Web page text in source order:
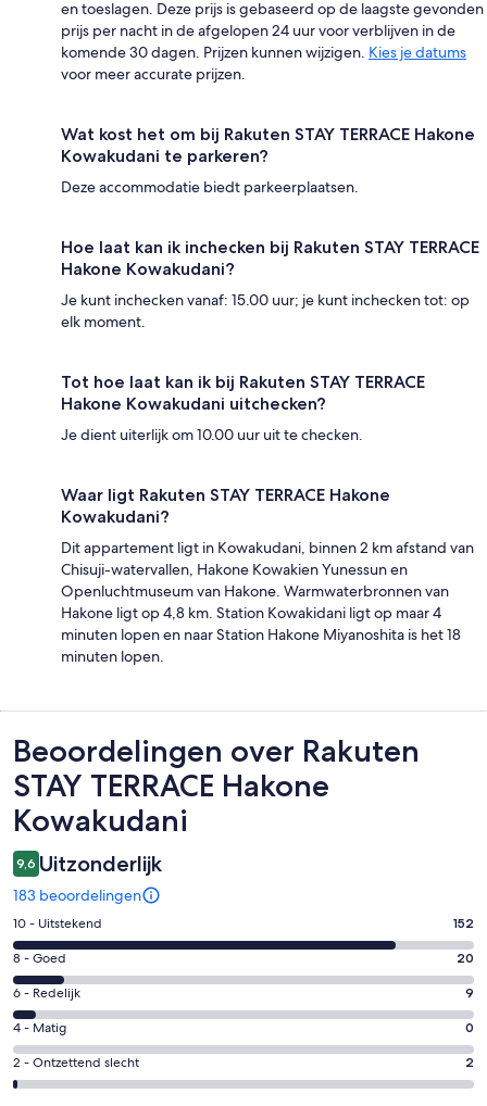
en toeslagen. Deze prijs is gebaseerd op de laagste gevonden
prijs per nacht in de afgelopen 24 uur voor verblijven in de
komende 30 dagen. Prijzen kunnen wijzigen. Kies je datums
voor meer accurate prijzen.
Wat kost het om bij Rakuten STAY TERRACE Hakone
Kowakudani te parkeren?
Deze accommodatie biedt parkeerplaatsen.
Hoe laat kan ik inchecken bij Rakuten STAY TERRACE
Hakone Kowakudani?
Je kunt inchecken vanaf: 15.00 uur; je kunt inchecken tot: op
elk moment.
Tot hoe laat kan ik bij Rakuten STAY TERRACE
Hakone Kowakudani uitchecken?
Je dient uiterlijk om 10.00 uur uit te checken.
Waar ligt Rakuten STAY TERRACE Hakone
Kowakudani?
Dit appartement ligt in Kowakudani, binnen 2 km afstand van
Chisuji-watervallen, Hakone Kowakien Yunessun en
Openluchtmuseum van Hakone. Warmwaterbronnen van
Hakone ligt op 4,8 km. Station Kowakidani ligt op maar 4
minuten lopen en naar Station Hakone Miyanoshita is het 18
minuten lopen.
Beoordelingen
Beoordelingen over Rakuten
STAY TERRACE Hakone
Kowakudani
9,6 Uitzonderlijk
183 beoordelingen
Gastenscore:
10
-
Uitstekend.
152
van
183
beoordelingen
10 - Uitstekend 152
Gastenscore:
8
-
Goed.
20
van
8 - Goed 20
Gastenscore:
6
-
Redelijk.
9
6 - Redelijk 9
Gastenscore:
4
-
4 - Matig 0
Gastenscore:
2
2 - Ontzettend slecht 2